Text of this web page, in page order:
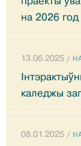
на 2026 год
13.06.2025 /
каледжы
08.01.2025 /